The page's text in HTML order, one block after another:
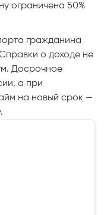
ограничена 50%
гражданина
о доходе не
Досрочное
а при
на новый срок —